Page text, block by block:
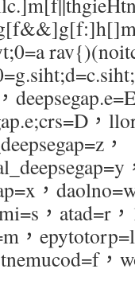
，
，
，
，atad=r
，
，